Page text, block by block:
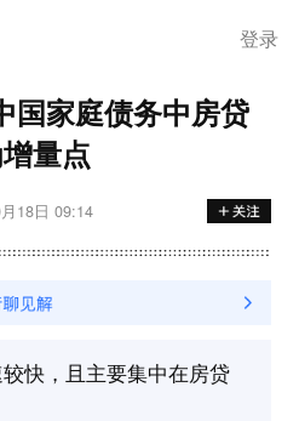
登录
国家庭债务中房贷
量点
18日 09:14
快，且主要集中在房贷